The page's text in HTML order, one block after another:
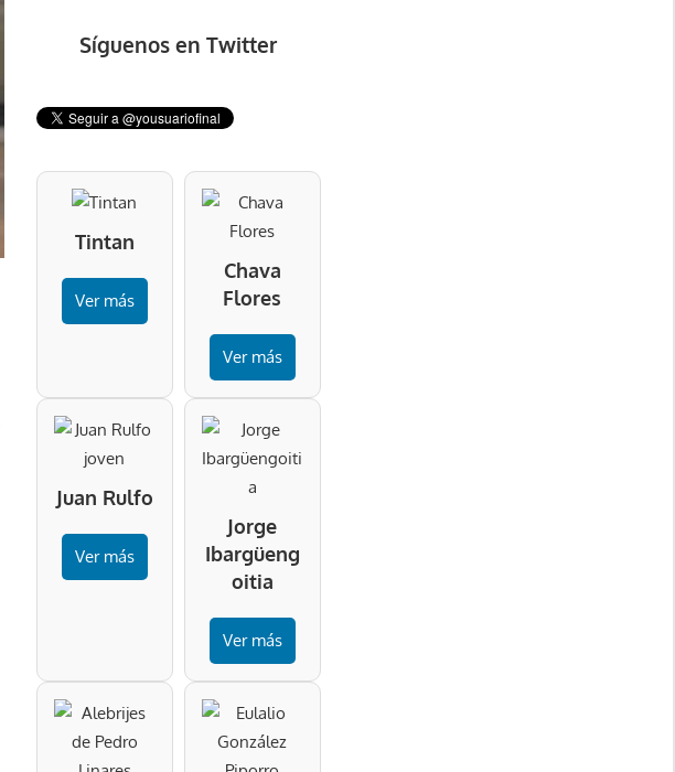
Síguenos en Twitter
Tintan
Ver más
Chava
Flores
Ver más
Juan Rulfo
Ver más
Jorge
Ibargüeng
oitia
Ver más